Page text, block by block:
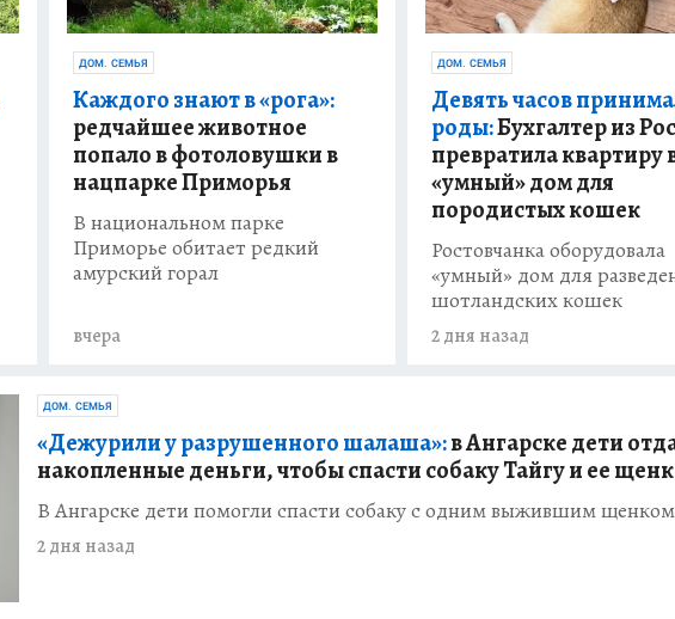
ДОМ. СЕМЬЯ
Каждого знают в «рога»:
редчайшее животное
попало в фотоловушки в
нацпарке Приморья
В национальном парке
Приморье обитает редкий
амурский горал
вчера
ДОМ. СЕМЬЯ
Девять часов
роды:Бухгалтер из
превратила квартиру
«умный» дом для
породистых кошек
Ростовчанка оборудовала
«умный» дом для
шотландских кошек
2 дня назад
ДОМ. СЕМЬЯ
«Дежурили у разрушенного шалаша»:в Ангарске дети
накопленные деньги, чтобы спасти собаку Тайгу и ее
В Ангарске дети помогли спасти собаку с одним выжившим щенком
2 дня назад